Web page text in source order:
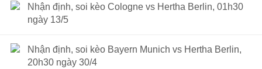
Nhận định, soi kèo Cologne vs Hertha Berlin, 01h30
ngày 13/5
Nhận định, soi kèo Bayern Munich vs Hertha Berlin,
20h30 ngày 30/4